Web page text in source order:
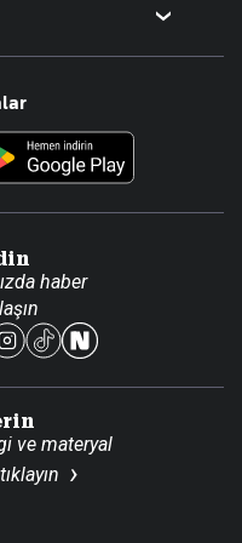
haber
ve materyal
tıklayın